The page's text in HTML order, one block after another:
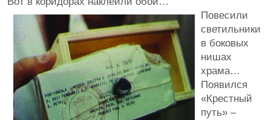
Повесили
светильники
в боковых
нишах
храма…
Появился
«Крестный
путь» –